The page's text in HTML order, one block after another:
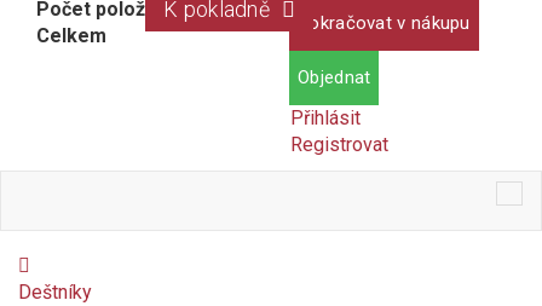
K pokladně
Počet položek:
Celkem
Pokračovat v nákupu
Objednat
Přihlásit
Registrovat
Deštníky